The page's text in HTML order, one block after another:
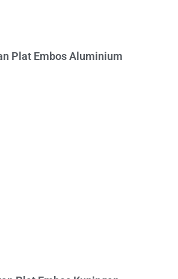
Plat Embos Aluminium